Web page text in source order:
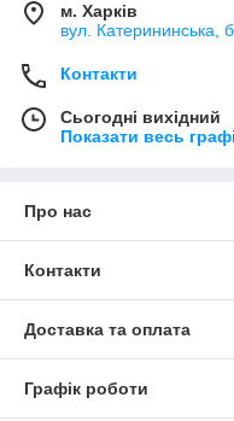
м. Харків
вул. Катерининська,
Контакти
Сьогодні вихідний
Показати весь
Про нас
Контакти
Доставка та оплата
Графік роботи